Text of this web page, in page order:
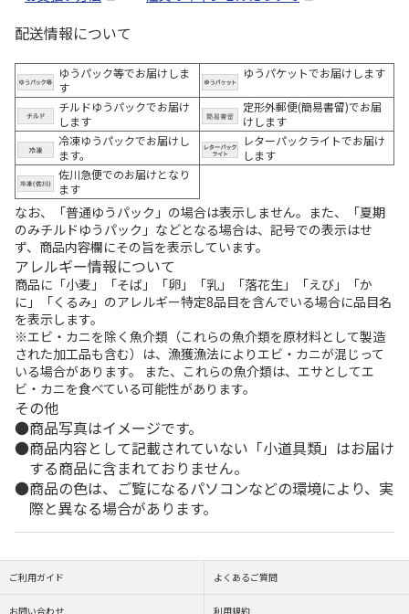
配送情報について
ゆうパック等でお届けしま
す
ゆうパケットでお届けします
チルドゆうパックでお届け
します
定形外郵便(簡易書留)でお届
けします
冷凍ゆうパックでお届けし
ます。
レターパックライトでお届け
します
佐川急便でのお届けとなり
ます
なお、「普通ゆうパック」の場合は表示しません。また、「夏期
のみチルドゆうパック」などとなる場合は、記号での表示はせ
ず、商品内容欄にその旨を表示しています。
アレルギー情報について
商品に「小麦」「そば」「卵」「乳」「落花生」「えび」「か
に」「くるみ」のアレルギー特定8品目を含んでいる場合に品目名
を表示します。
※エビ・カニを除く魚介類（これらの魚介類を原材料として製造
された加工品も含む）は、漁獲漁法によりエビ・カニが混じって
いる場合があります。 また、これらの魚介類は、エサとしてエ
ビ・カニを食べている可能性があります。
その他
商品写真はイメージです。
商品内容として記載されていない「小道具類」はお届け
する商品に含まれておりません。
商品の色は、ご覧になるパソコンなどの環境により、実
際と異なる場合があります。
ご利用ガイド よくあるご質問
お問い合わせ 利用規約